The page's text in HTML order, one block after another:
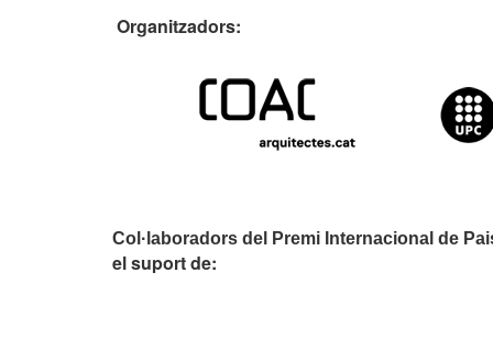
Col·laboradors del Premi Internacional de
el suport de: